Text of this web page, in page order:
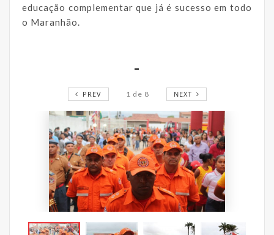
educação complementar que já é sucesso em todo
o Maranhão.
-
PREV 1 de 8 NEXT